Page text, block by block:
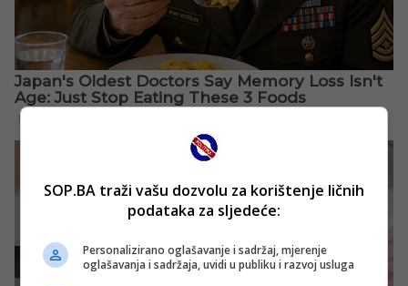
SOP.BA traži vašu dozvolu za korištenje ličnih
podataka za sljedeće:
Personalizirano oglašavanje i sadržaj, mjerenje
oglašavanja i sadržaja, uvidi u publiku i razvoj usluga